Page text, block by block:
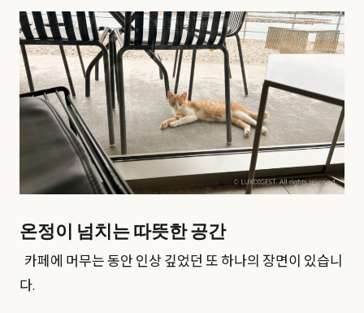
온정이 넘치는 따뜻한 공간
카페에 머무는 동안 인상 깊었던 또 하나의 장면이 있습니
다.